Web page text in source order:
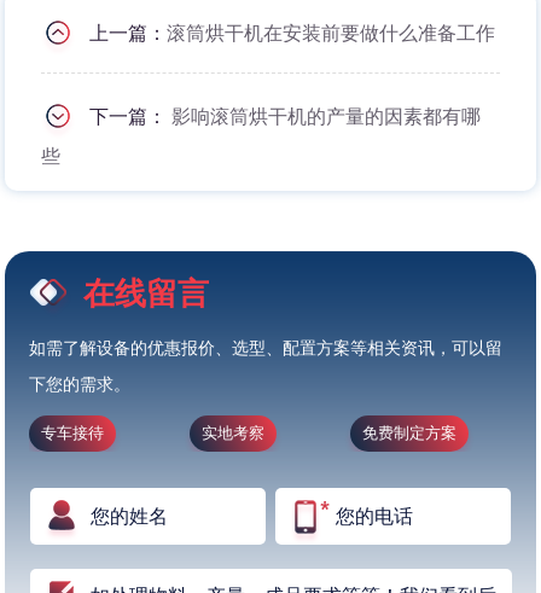
上一篇：滚筒烘干机在安装前要做什么准备工作
下一篇：影响滚筒烘干机的产量的因素都有哪
些
在线留言
如需了解设备的优惠报价、选型、配置方案等相关资讯，可以留
下您的需求。
专车接待 实地考察 免费制定方案